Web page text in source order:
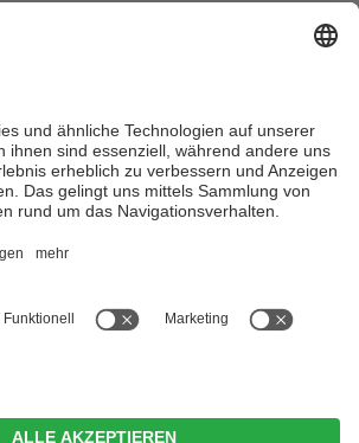
Reiseportal für alle, die Südtirol nicht nur
wirklich erleben wollen – inklusive Tipps,
und Angeboten.
und ständigem Aktualisieren der Inhalte,
sich sicherheitshalber nochmals beim
| MwSt.-Nr. IT02365710215